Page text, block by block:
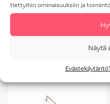
tiettyihin ominaisuuksiin ja
Näytä
Evästekäytäntö